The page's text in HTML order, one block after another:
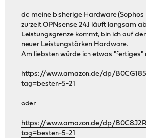
da meine bisherige Hardware (Sophos
zurzeit OPNsense 24.1 läuft langsam
Leistungsgrenze kommt, bin ich auf
neuer Leistungstärken Hardware.
Am liebsten würde ich etwas "fertiges"
https://www.amazon.de/dp/
tag=besten-5-21
oder
https://www.amazon.de/dp/
tag=besten-5-21